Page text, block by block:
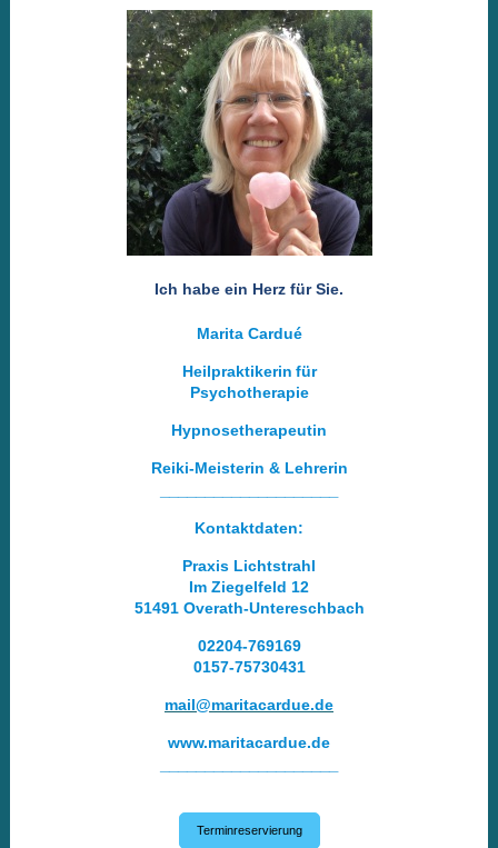
Ich habe ein Herz für Sie.
Marita Cardué
Heilpraktikerin für
Psychotherapie
Hypnosetherapeutin
Reiki-Meisterin & Lehrerin
Kontaktdaten:
Praxis Lichtstrahl
Im Ziegelfeld 12
51491 Overath-Untereschbach
02204-769169
0157-75730431
mail@maritacardue.de
www.maritacardue.de
Terminreservierung